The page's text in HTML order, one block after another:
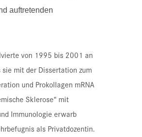
auftretenden
von 1995 bis 2001 an
mit der Dissertation zum
und Prokollagen mRNA
Sklerose“ mit
Immunologie erwarb
als Privatdozentin.